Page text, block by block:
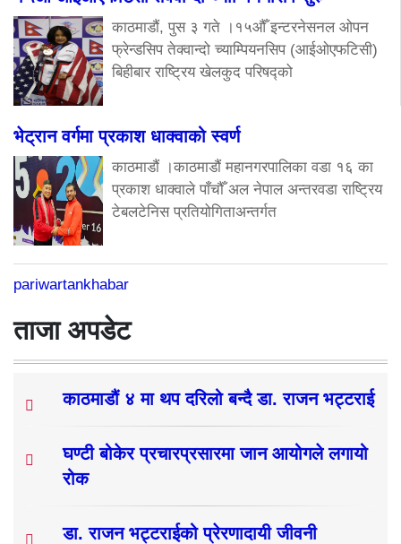
काठमाडौं, पुस ३ गते ।१५औँ इन्टरनेसनल ओपन
फ्रेन्डसिप तेक्वान्दो च्याम्पियनसिप (आईओएफटिसी)
बिहीबार राष्ट्रिय खेलकुद परिषद्को
भेट्रान वर्गमा प्रकाश धाक्वाको स्वर्ण
काठमाडौं ।काठमाडौं महानगरपालिका वडा १६ का
प्रकाश धाक्वाले पाँचौँ अल नेपाल अन्तरवडा राष्ट्रिय
टेबलटेनिस प्रतियोगिताअन्तर्गत
pariwartankhabar
ताजा अपडेट
काठमाडौं ४ मा थप दरिलो बन्दै डा. राजन भट्टराई
घण्टी बोकेर प्रचारप्रसारमा जान आयोगले लगायो
रोक
डा. राजन भट्टराईको प्रेरणादायी जीवनी